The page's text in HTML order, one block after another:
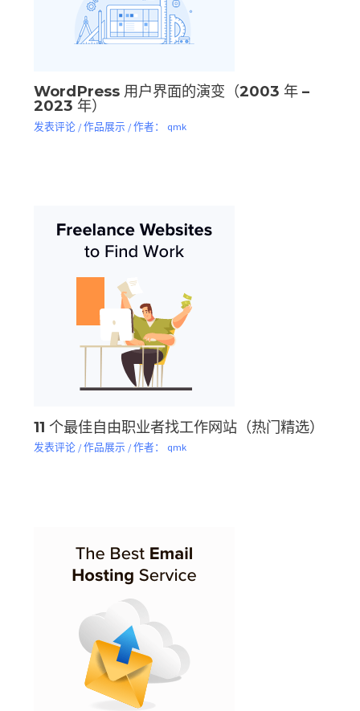
WordPress 用户界面的演变（2003 年 –
2023 年）
发表评论 /作品展示 / 作者： qmk
11 个最佳自由职业者找工作网站（热门精选）
发表评论 /作品展示 / 作者： qmk